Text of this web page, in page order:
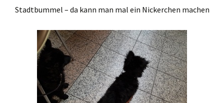
Stadtbummel – da kann man mal ein Nickerchen machen